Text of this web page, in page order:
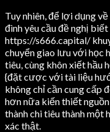
Tuy nhiên, để lợi dụng
đình yêu cầu đề nghị
https://s666.capital/
chuyển giao lưu với học
tiêu, cùng khôn xiết hầu
{đặt cược với tài liệu
không chỉ cần cung cấp
hơn nữa kiến thiết
thành chi tiêu thành một
xác thật.